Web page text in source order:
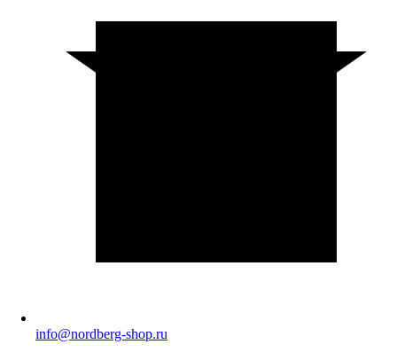
info@nordberg-shop.ru